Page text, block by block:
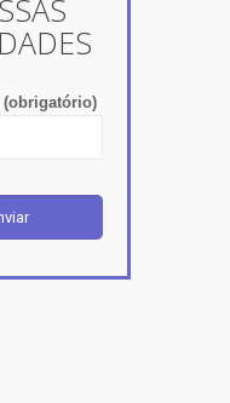
(obrigatório)